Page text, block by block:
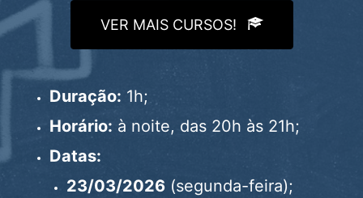
VER MAIS CURSOS!
Duração: 1h;
Horário: à noite, das 20h às 21h;
Datas:
23/03/2026(segunda-feira);